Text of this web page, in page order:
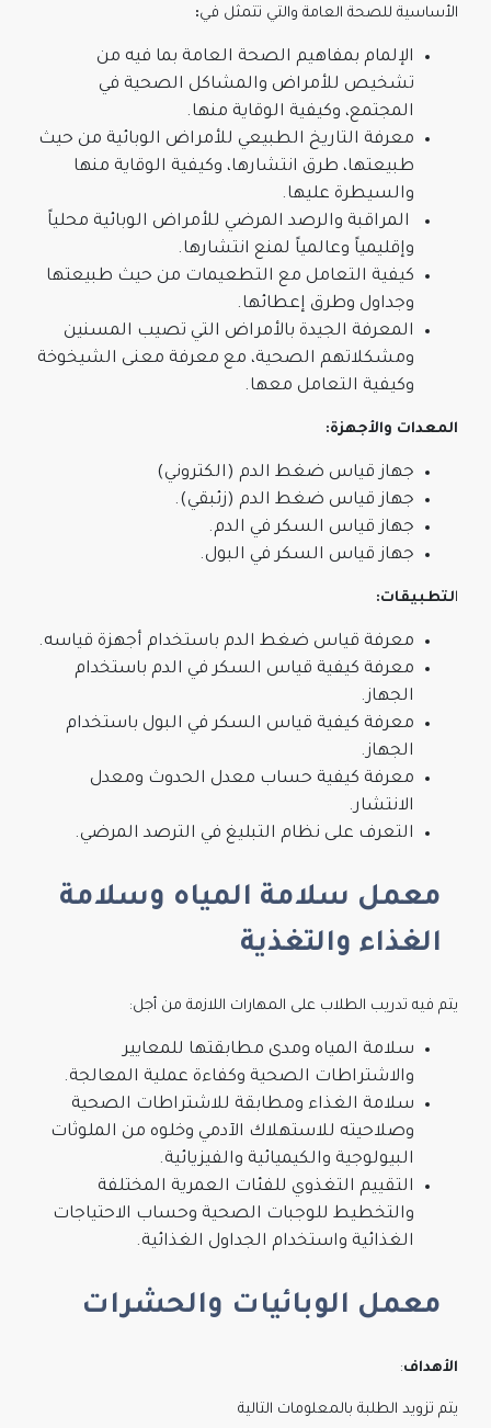
الأساسية للصحة العامة والتي تتمثل في:
الإلمام بمفاهيم الصحة العامة بما فيه من
تشخيص للأمراض والمشاكل الصحية في
المجتمع، وكيفية الوقاية منها.
معرفة التاريخ الطبيعي للأمراض الوبائية من حيث
طبيعتها، طرق انتشارها، وكيفية الوقاية منها
والسيطرة عليها.
المراقبة والرصد المرضي للأمراض الوبائية محلياً
وإقليمياً وعالمياً لمنع انتشارها.
كيفية التعامل مع التطعيمات من حيث طبيعتها
وجداول وطرق إعطائها.
المعرفة الجيدة بالأمراض التي تصيب المسنين
ومشكلاتهم الصحية، مع معرفة معنى الشيخوخة
وكيفية التعامل معها.
المعدات والأجهزة:
جهاز قياس ضغط الدم (الكتروني)
جهاز قياس ضغط الدم (زئبقي).
جهاز قياس السكر في الدم.
جهاز قياس السكر في البول.
التطبيقات:
معرفة قياس ضغط الدم باستخدام أجهزة قياسه.
معرفة كيفية قياس السكر في الدم باستخدام
الجهاز.
معرفة كيفية قياس السكر في البول باستخدام
الجهاز.
معرفة كيفية حساب معدل الحدوث ومعدل
الانتشار.
التعرف على نظام التبليغ في الترصد المرضي.
معمل سلامة المياه وسلامة
الغذاء والتغذية
يتم فيه تدريب الطلاب على المهارات اللازمة من أجل:
سلامة المياه ومدى مطابقتها للمعايير
والاشتراطات الصحية وكفاءة عملية المعالجة.
سلامة الغذاء ومطابقة للاشتراطات الصحية
وصلاحيته للاستهلاك الآدمي وخلوه من الملوثات
البيولوجية والكيميائية والفيزيائية.
التقييم التغذوي للفئات العمرية المختلفة
والتخطيط للوجبات الصحية وحساب الاحتياجات
الغذائية واستخدام الجداول الغذائية.
معمل الوبائيات والحشرات
الأهداف:
يتم تزويد الطلبة بالمعلومات التالية